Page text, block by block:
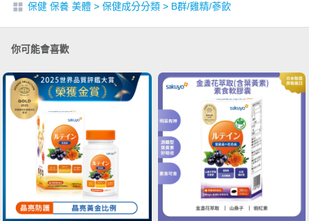
保健 保養 美體 > 保健成分分類 > B群/雞精/蔘飲
你可能會喜歡